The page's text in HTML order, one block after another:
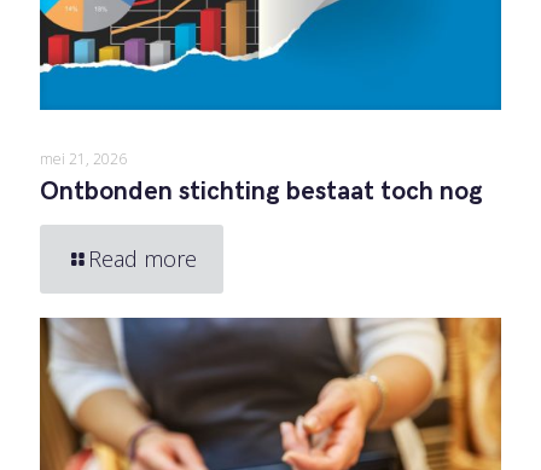
mei 21, 2026
Ontbonden stichting bestaat toch nog
Read more